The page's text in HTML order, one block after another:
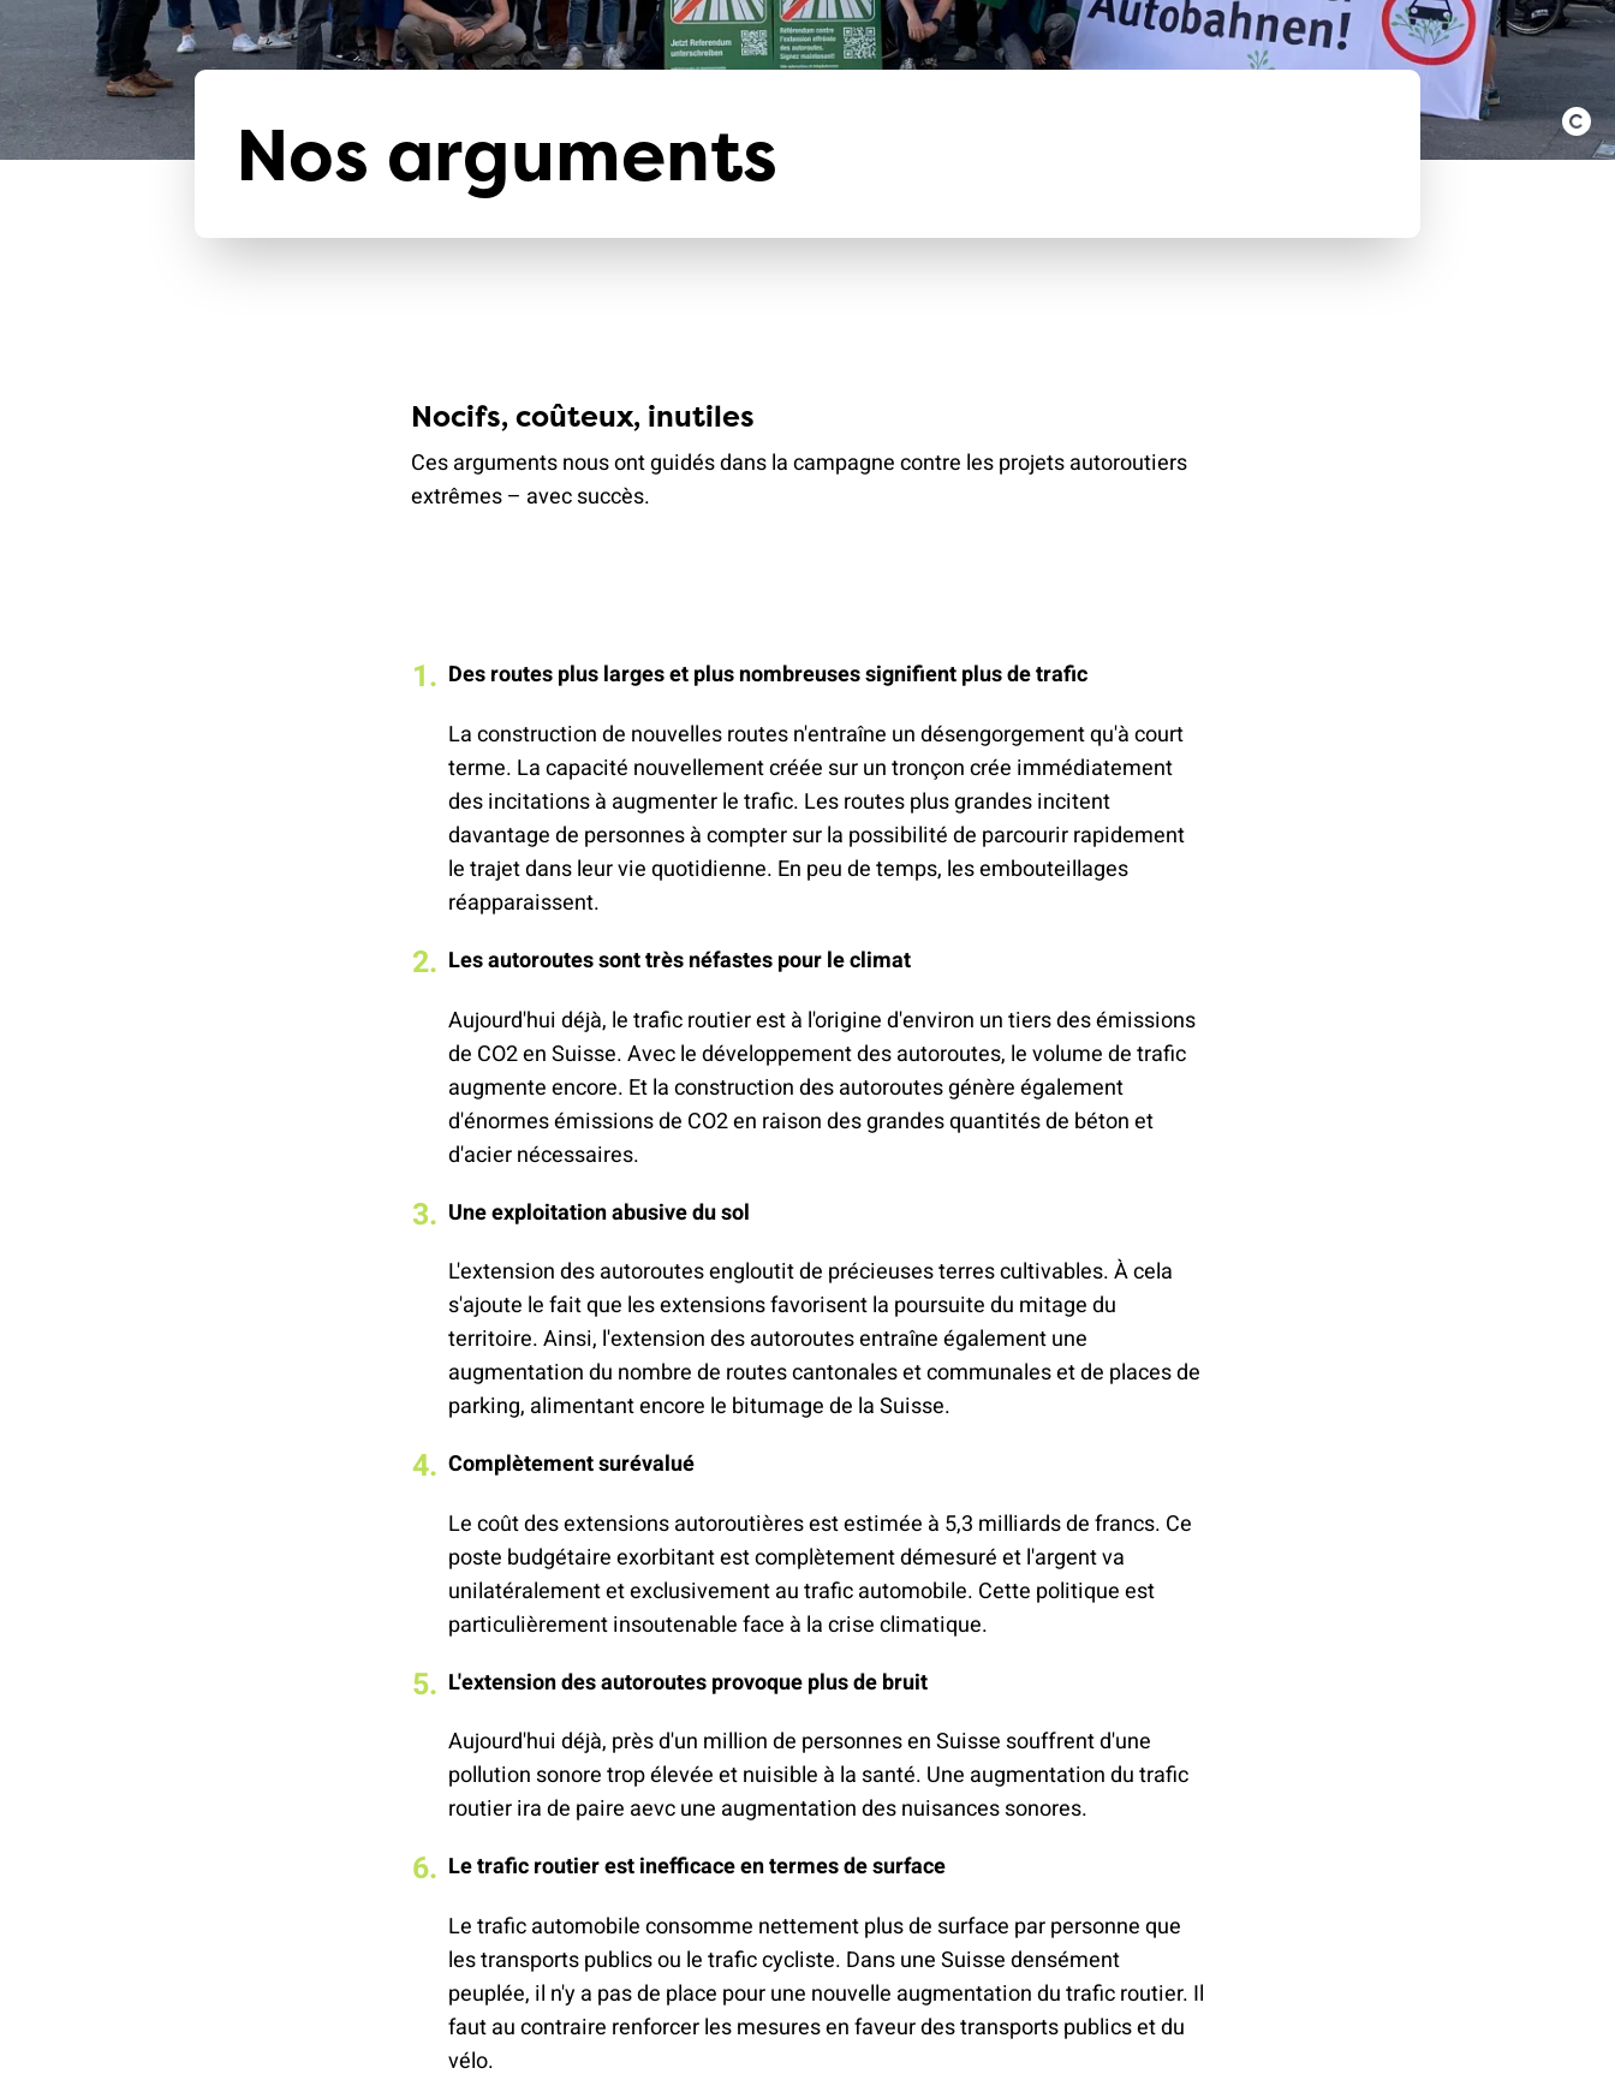
d'assurances
Nos arguments
Nocifs, coûteux, inutiles
Ces arguments nous ont guidés dans la campagne contre les projets autoroutiers
extrêmes – avec succès.
Des routes plus larges et plus nombreuses signifient plus de trafic
La construction de nouvelles routes n'entraîne un désengorgement qu'à court
terme. La capacité nouvellement créée sur un tronçon crée immédiatement
des incitations à augmenter le trafic. Les routes plus grandes incitent
davantage de personnes à compter sur la possibilité de parcourir rapidement
le trajet dans leur vie quotidienne. En peu de temps, les embouteillages
réapparaissent.
Les autoroutes sont très néfastes pour le climat
Aujourd'hui déjà, le trafic routier est à l'origine d'environ un tiers des émissions
de CO2 en Suisse. Avec le développement des autoroutes, le volume de trafic
augmente encore. Et la construction des autoroutes génère également
d'énormes émissions de CO2 en raison des grandes quantités de béton et
d'acier nécessaires.
Une exploitation abusive du sol
L'extension des autoroutes engloutit de précieuses terres cultivables. À cela
s'ajoute le fait que les extensions favorisent la poursuite du mitage du
territoire. Ainsi, l'extension des autoroutes entraîne également une
augmentation du nombre de routes cantonales et communales et de places de
parking, alimentant encore le bitumage de la Suisse.
Complètement surévalué
Le coût des extensions autoroutières est estimée à 5,3 milliards de francs. Ce
poste budgétaire exorbitant est complètement démesuré et l'argent va
unilatéralement et exclusivement au trafic automobile. Cette politique est
particulièrement insoutenable face à la crise climatique.
L'extension des autoroutes provoque plus de bruit
Aujourd'hui déjà, près d'un million de personnes en Suisse souffrent d'une
pollution sonore trop élevée et nuisible à la santé. Une augmentation du trafic
routier ira de paire aevc une augmentation des nuisances sonores.
Le trafic routier est inefficace en termes de surface
Le trafic automobile consomme nettement plus de surface par personne que
les transports publics ou le trafic cycliste. Dans une Suisse densément
peuplée, il n'y a pas de place pour une nouvelle augmentation du trafic routier. Il
faut au contraire renforcer les mesures en faveur des transports publics et du
vélo.